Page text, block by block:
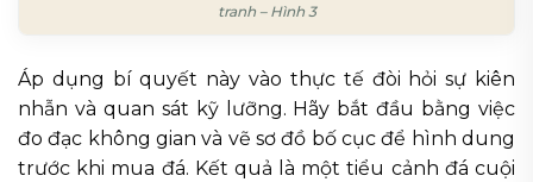
tranh – Hình 3
Áp dụng bí quyết này vào thực tế đòi hỏi sự kiên
nhẫn và quan sát kỹ lưỡng. Hãy bắt đầu bằng việc
đo đạc không gian và vẽ sơ đồ bố cục để hình dung
trước khi mua đá. Kết quả là một tiểu cảnh đá cuội